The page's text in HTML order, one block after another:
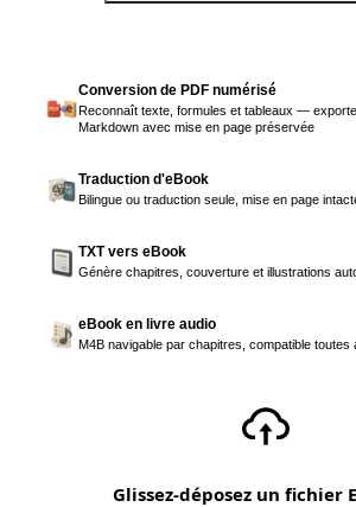
Conversion de PDF numérisé
Reconnaît texte, formules et tableaux —
Markdown avec mise en page préservée
Traduction d'eBook
Bilingue ou traduction seule, mise en page
TXT vers eBook
Génère chapitres, couverture et illustrations
eBook en livre audio
M4B navigable par chapitres, compatible toutes
Glissez-déposez un fichier